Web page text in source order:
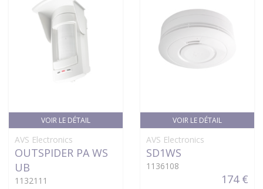
VOIR LE DÉTAIL
AVS Electronics
OUTSPIDER PA WS
UB
1132111
VOIR LE DÉTAIL
AVS Electronics
SD1WS
1136108
174 €